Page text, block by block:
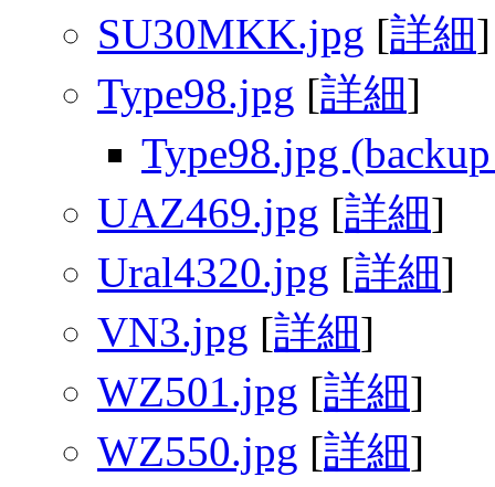
SU30MKK.jpg [詳細]
Type98.jpg [詳細]
Type98.jpg
UAZ469.jpg [詳細]
Ural4320.jpg [詳細]
VN3.jpg [詳細]
WZ501.jpg [詳細]
WZ550.jpg [詳細]